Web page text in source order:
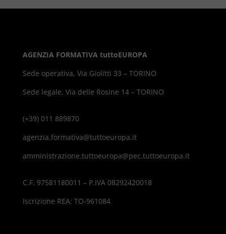
AGENZIA FORMATIVA tuttoEUROPA
Sede operativa, Via Giolitti 33 – TORINO
Sede legale, Via delle Rosine 14 – TORINO
(+39) 011 889870
agenzia.formativa@tuttoeuropa.it
amministrazione.tuttoeuropa@pec.tuttoeuropa.it
C.F. 97581180011 – P.IVA 08292420018
Iscrizione REA: TO-961084